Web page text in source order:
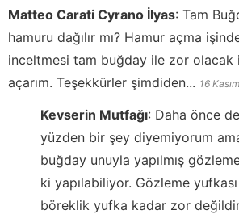
Matteo Carati Cyrano İlyas: Tam
hamuru dağılır mı? Hamur açma
inceltmesi tam buğday ile zor olacak
açarım. Teşekkürler şimdiden... 16
Kevserin Mutfağı: Daha önce
yüzden bir şey diyemiyorum
buğday unuyla yapılmış
ki yapılabiliyor. Gözleme
böreklik yufka kadar zor değildir